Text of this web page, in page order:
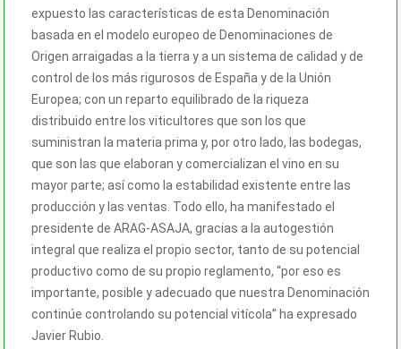
expuesto las características de esta Denominación
basada en el modelo europeo de Denominaciones de
Origen arraigadas a la tierra y a un sistema de calidad y de
control de los más rigurosos de España y de la Unión
Europea; con un reparto equilibrado de la riqueza
distribuido entre los viticultores que son los que
suministran la materia prima y, por otro lado, las bodegas,
que son las que elaboran y comercializan el vino en su
mayor parte; así como la estabilidad existente entre las
producción y las ventas. Todo ello, ha manifestado el
presidente de ARAG-ASAJA, gracias a la autogestión
integral que realiza el propio sector, tanto de su potencial
productivo como de su propio reglamento, “por eso es
importante, posible y adecuado que nuestra Denominación
continúe controlando su potencial vitícola” ha expresado
Javier Rubio.